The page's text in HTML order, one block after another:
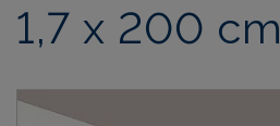
1,7 x 200 cm